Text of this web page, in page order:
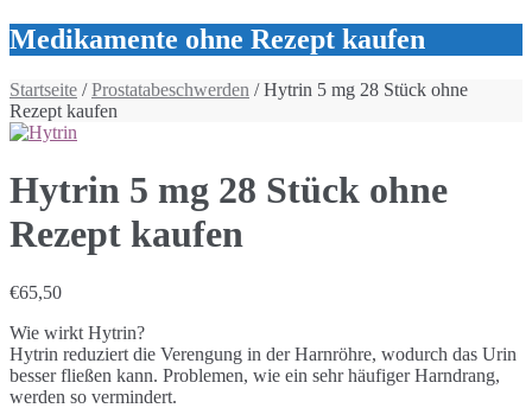
Medikamente ohne Rezept kaufen
Startseite /Prostatabeschwerden / Hytrin 5 mg 28 Stück ohne
Rezept kaufen
Hytrin 5 mg 28 Stück ohne
Rezept kaufen
€65,50
Wie wirkt Hytrin?
Hytrin reduziert die Verengung in der Harnröhre, wodurch das Urin
besser fließen kann. Problemen, wie ein sehr häufiger Harndrang,
werden so vermindert.